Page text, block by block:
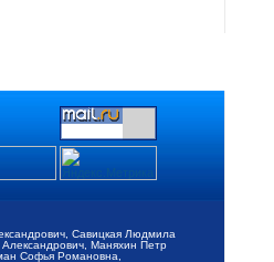
Савицкая Людмила
Маняхин Петр
Софья Романовна,